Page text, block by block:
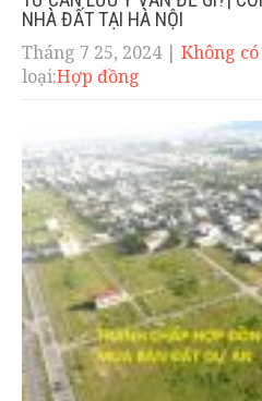
NHÀ ĐẤT TẠI HÀ NỘI
Tháng 7 25, 2024 | Không
loại:Hợp đồng